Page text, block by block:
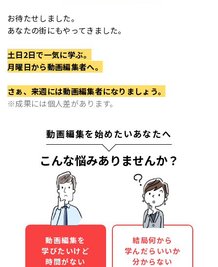
お待たせしました。
あなたの街にもやってきました。
土日2日で一気に学ぶ。
月曜日から動画編集者へ。
さぁ、来週には動画編集者になりましょう。
※成果には個人差があります。
動画編集を始めたいあなたへ
こんな悩みありませんか？
動画編集を
学びたいけど
時間がない
結局何から
学んだらいいか
分からない